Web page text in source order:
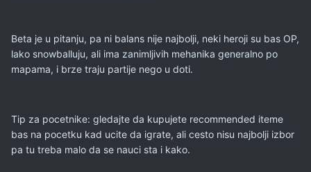
Beta je u pitanju, pa ni balans nije najbolji, neki heroji su bas OP,
lako snowballuju, ali ima zanimljivih mehanika generalno po
mapama, i brze traju partije nego u doti.
Tip za pocetnike: gledajte da kupujete recommended iteme
bas na pocetku kad ucite da igrate, ali cesto nisu najbolji izbor
pa tu treba malo da se nauci sta i kako.